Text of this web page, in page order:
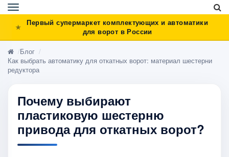
Toggle
navigation
Первый супермаркет комплектующих и автоматики
для ворот в России
Блог
Как выбрать автоматику для откатных ворот: материал шестерни
редуктора
Почему выбирают
пластиковую шестерню
привода для откатных ворот?